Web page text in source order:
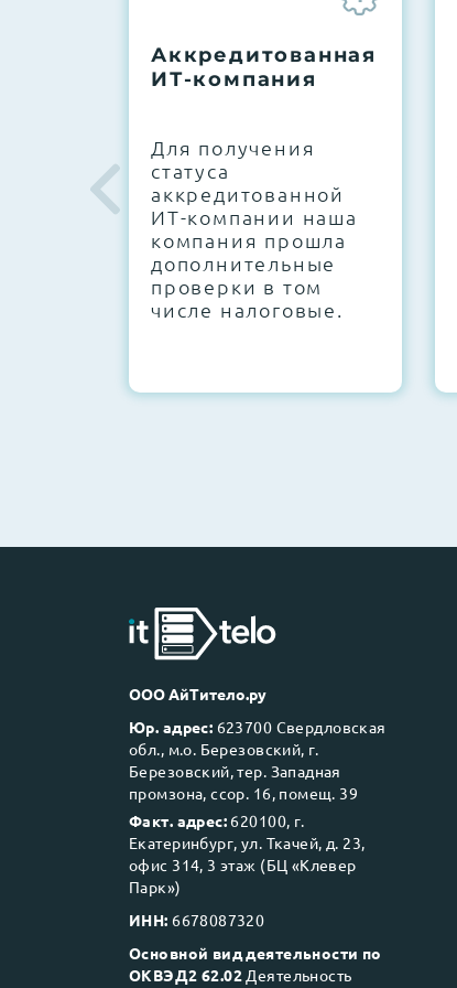
Next Business Day (NBD)
Аккредитованная
ИТ-компания
Для получения
статуса
аккредитованной
ИТ-компании наша
компания прошла
дополнительные
проверки в том
числе налоговые.
ООО АйТитело.ру
Юр. адрес: 623700 Свердловская
обл., м.о. Березовский, г.
Березовский, тер. Западная
промзона, ссор. 16, помещ. 39
Факт. адрес: 620100, г.
Екатеринбург, ул. Ткачей, д. 23,
офис 314, 3 этаж (БЦ «Клевер
Парк»)
ИНН: 6678087320
Основной вид деятельности по
ОКВЭД2 62.02 Деятельность